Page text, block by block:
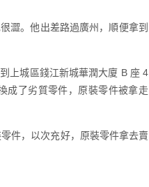
澀。他出差路過廣州，順便拿到
上城區錢江新城華潤大廈 B 座 4
成了劣質零件，原裝零件被拿走
件，以次充好，原裝零件拿去賣